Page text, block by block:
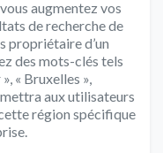
augmentez vos
de recherche de
propriétaire d’un
des mots-clés tels
« Bruxelles »,
aux utilisateurs
région spécifique